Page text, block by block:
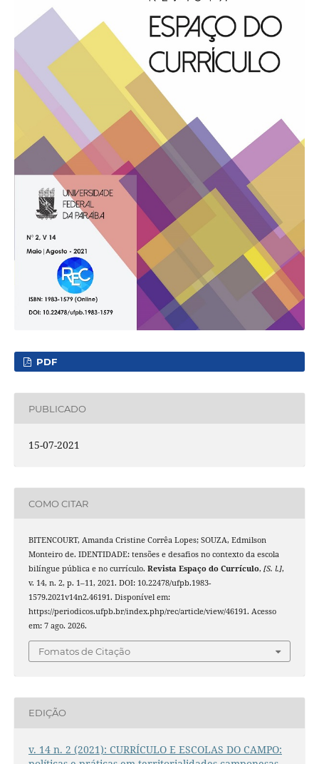
PDF
PUBLICADO
15-07-2021
COMO CITAR
BITENCOURT, Amanda Cristine Corrêa Lopes; SOUZA, Edmilson
Monteiro de. IDENTIDADE: tensões e desafios no contexto da escola
bilíngue pública e no currículo. Revista Espaço do Currículo, [S. l.],
v. 14, n. 2, p. 1–11, 2021. DOI: 10.22478/ufpb.1983-
1579.2021v14n2.46191. Disponível em:
https://periodicos.ufpb.br/index.php/rec/article/view/46191. Acesso
em: 7 ago. 2026.
Fomatos de Citação
EDIÇÃO
v. 14 n. 2 (2021): CURRÍCULO E ESCOLAS DO CAMPO: